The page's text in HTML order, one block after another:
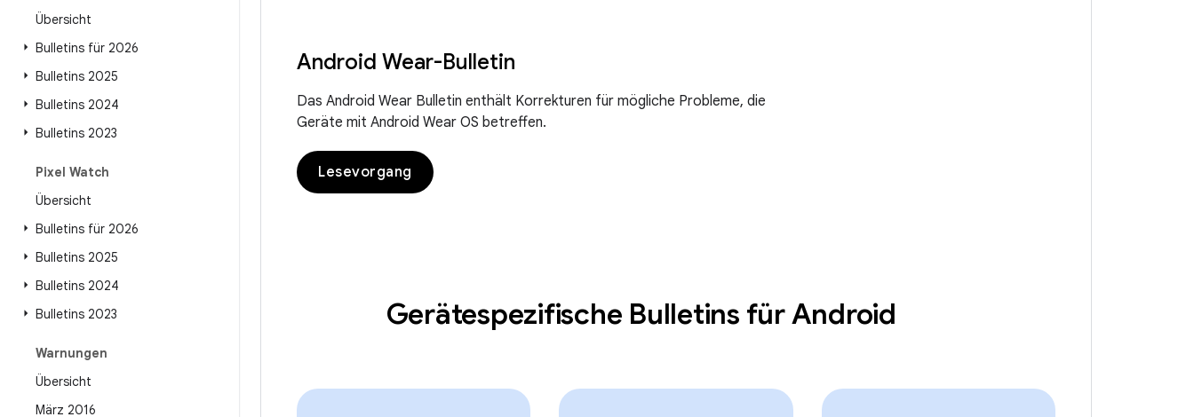
Übersicht
Bulletins für 2026
Bulletins 2025
Bulletins 2024
Bulletins 2023
Pixel Watch
Übersicht
Bulletins für 2026
Bulletins 2025
Bulletins 2024
Bulletins 2023
Warnungen
Übersicht
März 2016
Android Wear-Bulletin
Das Android Wear Bulletin enthält Korrekturen für mögliche Probleme, die
Geräte mit Android Wear OS betreffen.
Lesevorgang
Gerätespezifische Bulletins für Android